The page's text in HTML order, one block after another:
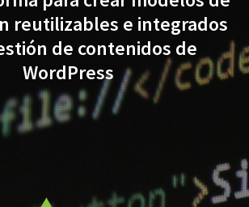
reutilizables e integrados
de contenidos de
WordPress